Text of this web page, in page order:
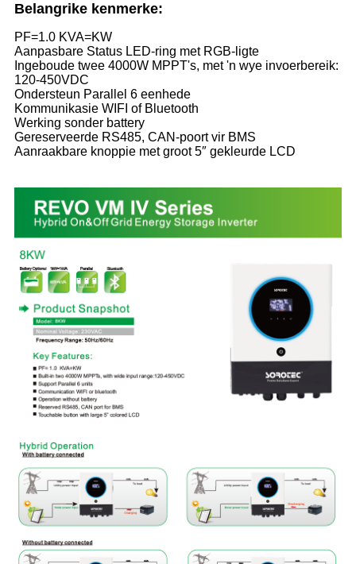
Belangrike kenmerke:
PF=1.0 KVA=KW
Aanpasbare Status LED-ring met RGB-ligte
Ingeboude twee 4000W MPPT's, met 'n wye invoerbereik:
120-450VDC
Ondersteun Parallel 6 eenhede
Kommunikasie WIFI of Bluetooth
Werking sonder battery
Gereserveerde RS485, CAN-poort vir BMS
Aanraakbare knoppie met groot 5″ gekleurde LCD